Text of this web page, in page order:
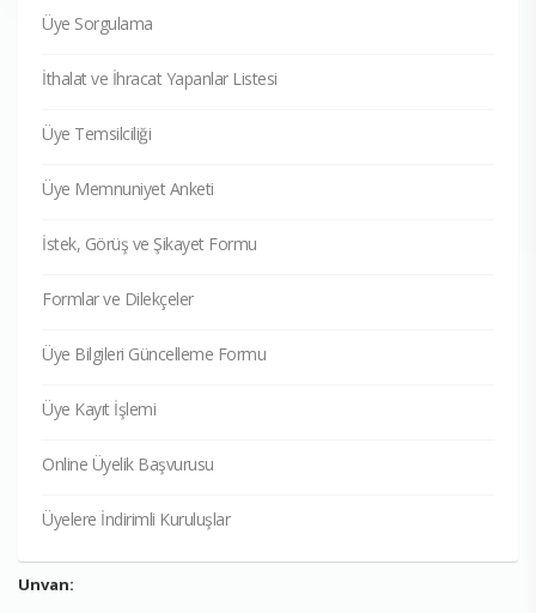
Üye Sorgulama
İthalat ve İhracat Yapanlar Listesi
Üye Temsilciliği
Üye Memnuniyet Anketi
İstek, Görüş ve Şikayet Formu
Formlar ve Dilekçeler
Üye Bilgileri Güncelleme Formu
Üye Kayıt İşlemi
Online Üyelik Başvurusu
Üyelere İndirimli Kuruluşlar
Unvan: